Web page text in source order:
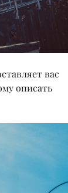
вас
описать